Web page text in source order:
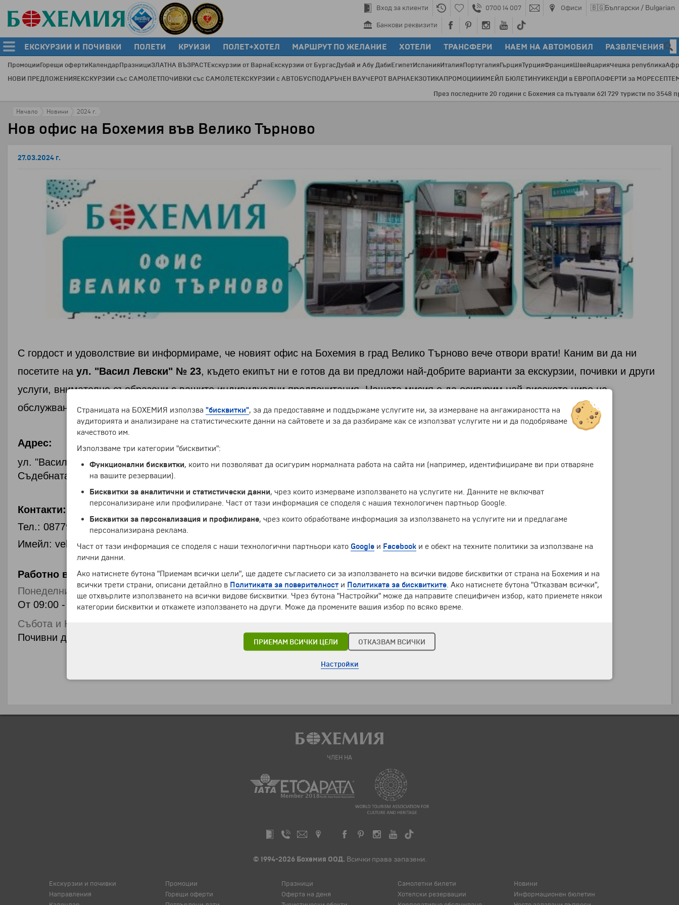
Вход за клиенти 0700 14 007 Офиси 🇧🇬Български / Bulgarian
Банкови реквизити
ЕКСКУРЗИИ И ПОЧИВКИ ПОЛЕТИ КРУИЗИ ПОЛЕТ+ХОТЕЛ МАРШРУТ ПО ЖЕЛАНИЕ ХОТЕЛИ ТРАНСФЕРИ НАЕМ НА АВТОМОБИЛ РАЗВЛЕЧЕНИЯ
ПромоцииГорещи офертиКалендарПразнициЗЛАТНА ВЪЗРАСТЕкскурзии от ВарнаЕкскурзии от БургасДубай и Абу ДабиЕгипетИспанияИталияПортугалияГърцияТурцияФранцияШвейцарияЧешка република
НОВИ ПРЕДЛОЖЕНИЯЕКСКУРЗИИ със САМОЛЕТПОЧИВКИ със САМОЛЕТЕКСКУРЗИИ с АВТОБУСПОДАРЪЧЕН ВАУЧЕРОТ ВАРНАЕКЗОТИКАПРОМОЦИИИМЕЙЛ БЮЛЕТИНУИКЕНДИ в ЕВРОПАОФЕРТИ за МОРЕ
През последните 20 години с Бохемия са пътували 621 729 туристи по 3548
Начало Новини 2024 г.
Нов офис на Бохемия във Велико Търново
27.03.2024 г.
С гордост и удоволствие ви информираме, че новият офис на Бохемия в град Велико Търново вече отвори врати! Каним ви да ни
посетите на ул. "Васил Левски" № 23, където екипът ни е готов да ви предложи най-добрите варианти за екскурзии, почивки и други
услуги, внимателно съобразени с вашите индивидуални предпочитания. Нашата мисия е да осигурим най-високото ниво на
обслужване и удовлетвореност, като отговаряме на всичките ви нужди и желания.Очакваме ви с нетърпение!
Адрес:
ул. "Васил Левски" № 23, в близост до
Съдебната палата.
Контакти:
Тел.: 0877900685
Имейл: velikotarnovo@bohemia.bg
Работно време:
Понеделник - Петък
От 09:00 - 13:00 ч. и от 14:00 - 18:00 ч.
Събота и Неделя
Почивни дни
ЧЛЕН НА
© 1994-2026 Бохемия ООД. Всички права запазени.
Екскурзии и почивки
Направления
Промоции
Горещи оферти
Празници
Оферта на деня
Самолетни билети
Хотелски резервации
Новини
Информационен бюлетин
Страницата на БОХЕМИЯ използва "бисквитки", за да предоставяме и поддържаме услугите ни, за измерване на ангажираността на
аудиторията и анализиране на статистическите данни на сайтовете и за да разбираме как се използват услугите ни и да подобряваме
качеството им.
Използваме три категории "бисквитки":
Функционални бисквитки, които ни позволяват да осигурим нормалната работа на сайта ни (например, идентифицираме ви при отваряне
на вашите резервации).
Бисквитки за аналитични и статистически данни, чрез които измерваме използването на услугите ни. Данните не включват
персонализиране или профилиране. Част от тази информация се споделя с нашия технологичен партньор Google.
Бисквитки за персонализация и профилиране, чрез които обработваме информация за използването на услугите ни и предлагаме
персонализирана реклама.
Част от тази информация се споделя с наши технологични партньори като Google и Facebook и е обект на техните политики за използване на
лични данни.
Ако натиснете бутона "Приемам всички цели", ще дадете съгласието си за използването на всички видове бисквитки от страна на Бохемия и на
всички трети страни, описани детайлно в Политиката за поверителност и Политиката за бисквитките . Ако натиснете бутона "Отказвам всички",
ще отхвърлите използването на всички видове бисквитки. Чрез бутона "Настройки" може да направите специфичен избор, като приемете някои
категории бисквитки и откажете използването на други. Може да промените вашия избор по всяко време.
ПРИЕМАМ ВСИЧКИ ЦЕЛИ ОТКАЗВАМ ВСИЧКИ
Настройки